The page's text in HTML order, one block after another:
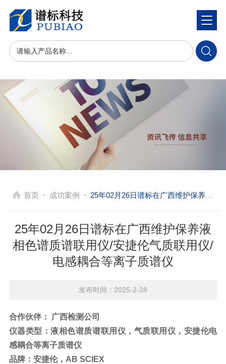
首页 - 成功案例 - 25年02月26日谱标在广西维护保养液相色谱质谱联用仪/安捷伦气质联用仪/电感耦合等离子质谱仪
25年02月26日谱标在广西维护保养液
相色谱质谱联用仪/安捷伦气质联用仪/
电感耦合等离子质谱仪
发布时间：2025-2-28
合作伙伴：
广西检测公司
仪器类型：液相色谱质谱联用仪，气质联用仪，安捷伦电
感耦合等离子质谱仪
品牌： 安捷伦，AB SCIEX